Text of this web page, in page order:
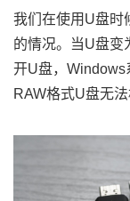
我们在使用U盘时
的情况。当U盘变
开U盘，Windows
RAW格式U盘无法